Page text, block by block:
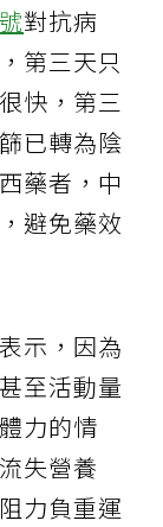
對抗病
第三天只
快，第三
已轉為陰
藥者，中
避免藥效
示，因為
至活動量
力的情
失營養
力負重運